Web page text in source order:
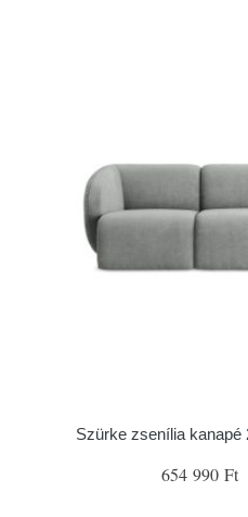
Szürke zsenília kanapé
654 990 Ft